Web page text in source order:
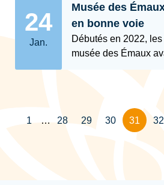
24
Jan.
Musée des
en bonne voie
Débutés en 2022,
musée des Émaux
1 … 28 29 30 31 32